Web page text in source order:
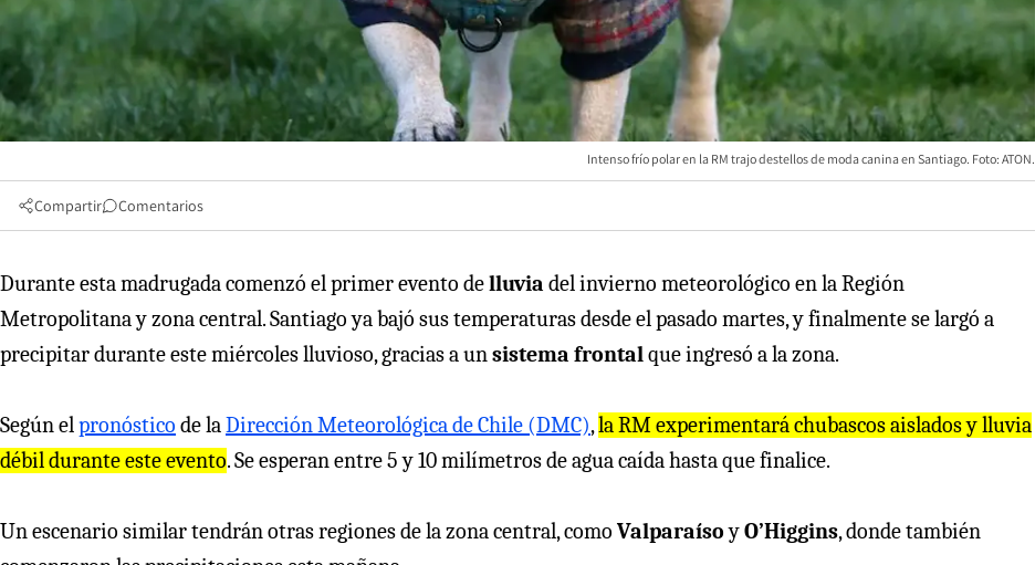
Intenso frío polar en la RM trajo destellos de moda canina en Santiago. Foto: ATON.
Compartir Comentarios
Durante esta madrugada comenzó el primer evento delluvia del invierno meteorológico en la Región
Metropolitana y zona central. Santiago ya bajó sus temperaturas desde el pasado martes, y finalmente se largó a
precipitar durante este miércoles lluvioso, gracias a unsistema frontalque ingresó a la zona.
Según elpronóstico de laDirección Meteorológica de Chile (DMC),la RM experimentará chubascos aislados y lluvia
débil durante este evento. Se esperan entre 5 y 10 milímetros de agua caída hasta que finalice.
Un escenario similar tendrán otras regiones de la zona central, como ValparaísoyO’Higgins, donde también